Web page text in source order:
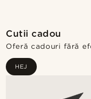
Cutii cadou
Oferă cadouri fără
HEJ